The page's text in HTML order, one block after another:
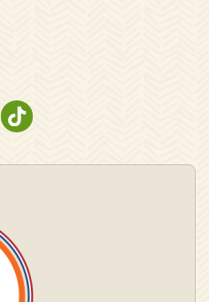
INSTAGRAM
OP PINTEREST
OP YOUTUBE
NATURESCANNER OP TIKTOK